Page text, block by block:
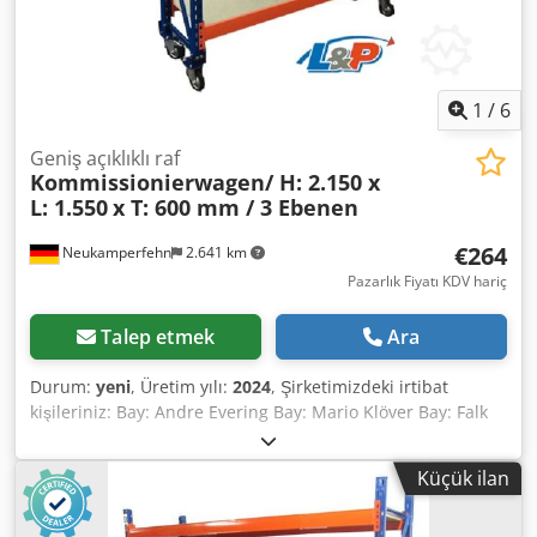
1 / 6
Neukamperfehn 2.641 km
Geniş açıklıklı raf
Kommissionierwagen/ H: 2.150 x
L: 1.550x T: 600 mm / 3 Ebenen
€264
Pazarlık Fiyatı KDV hariç
Talep etmek Ara
Durum: yeni, Üretim yılı: 2024, Şirketimizdeki irtibat
kişileriniz: Bay: Andre Evering Bay: Mario Klöver Bay: Falk
Deutsch Raf arabası için teknik veriler: Üretici: LPR Tip: 600
01x Raf arabası, yeni Malzeme rengi: mavi / turuncu
Tekerlekler dahil toplam yükseklik: 2.150 mm Toplam
genişlik: 1.550 mm Toplam derinlik: 600 mm Seviye sayısı:
Küçük ilan